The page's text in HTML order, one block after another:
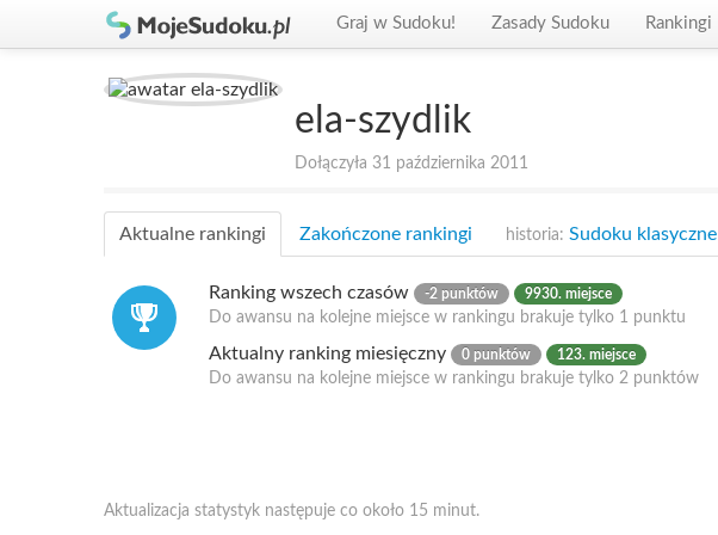
Graj w Sudoku! Zasady Sudoku Rankingi
ela-szydlik
Dołączyła 31 października 2011
Aktualne rankingi Zakończone rankingi historia: Sudoku klasyczne
Ranking wszech czasów -2 punktów 9930. miejsce
Do awansu na kolejne miejsce w rankingu brakuje tylko 1 punktu
Aktualny ranking miesięczny 0 punktów 123. miejsce
Do awansu na kolejne miejsce w rankingu brakuje tylko 2 punktów
Aktualizacja statystyk następuje co około 15 minut.